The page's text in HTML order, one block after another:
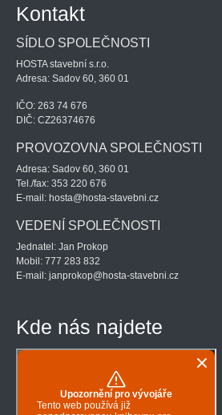
Kontakt
SÍDLO SPOLEČNOSTI
HOSTA stavební s.r.o.
Adresa: Sadov 60, 360 01
IČO: 263 74 676
DIČ: CZ26374676
PROVOZOVNA SPOLEČNOSTI
Adresa: Sadov 60, 360 01
Tel./fax: 353 220 676
E-mail: hosta@hosta-stavebni.cz
VEDENÍ SPOLEČNOSTI
Jednatel: Jan Prokop
Mobil: 777 283 832
E-mail: janprokop@hosta-stavebni.cz
Kde nás najdete